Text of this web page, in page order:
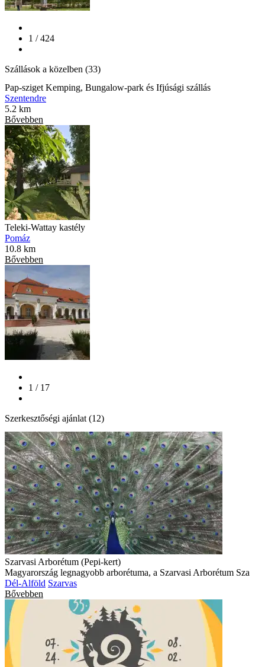
1 / 424
Szállások a közelben (33)
Pap-sziget Kemping, Bungalow-park és Ifjúsági szállás
Szentendre
5.2 km
Bővebben
Teleki-Wattay kastély
Pomáz
10.8 km
Bővebben
1 / 17
Szerkesztőségi ajánlat (12)
Szarvasi Arborétum (Pepi-kert)
Magyarország legnagyobb arborétuma, a Szarvasi Arborétum Sza
Dél-Alföld Szarvas
Bővebben